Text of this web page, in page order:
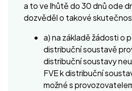
a to ve lhůtě do 30 dnů ode
dozvěděl o takové
a) na základě žádosti o
distribuční soustavě
distribuční soustavy
FVE k distribuční
možné s